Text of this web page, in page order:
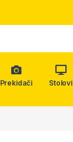
Prekidači Stolovi